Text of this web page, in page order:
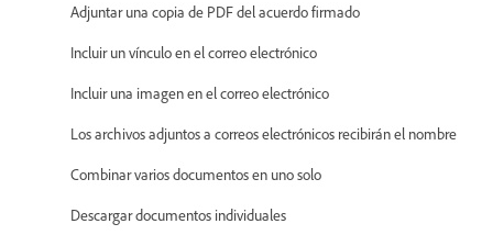
Adjuntar una copia de PDF del acuerdo firmado
Incluir un vínculo en el correo electrónico
Incluir una imagen en el correo electrónico
Los archivos adjuntos a correos electrónicos recibirán el nombre
Combinar varios documentos en uno solo
Descargar documentos individuales